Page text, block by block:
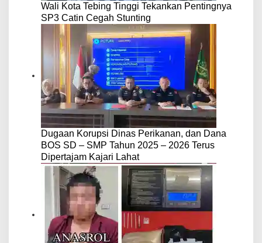
Wali Kota Tebing Tinggi Tekankan Pentingnya
SP3 Catin Cegah Stunting
Dugaan Korupsi Dinas Perikanan, dan Dana
BOS SD – SMP Tahun 2025 – 2026 Terus
Dipertajam Kajari Lahat